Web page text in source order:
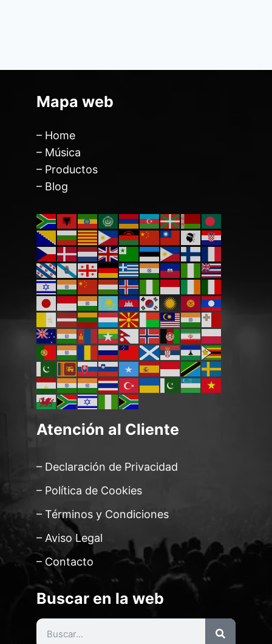
Mapa web
– Home
– Música
– Productos
– Blog
Atención al Cliente
– Declaración de Privacidad
– Política de Cookies
– Términos y Condiciones
– Aviso Legal
– Contacto
Buscar en la web